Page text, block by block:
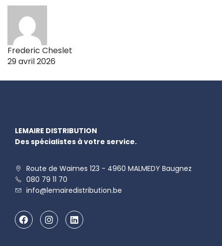
Frederic Cheslet
29 avril 2026
LEMAIRE DISTRIBUTION
Des spécialistes à votre service.
Route de Waimes 123 - 4960 MALMEDY Baugnez
080 79 11 70
info@lemairedistribution.be